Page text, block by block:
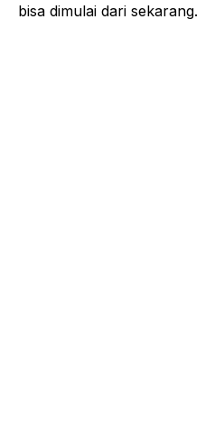
bisa dimulai dari sekarang.